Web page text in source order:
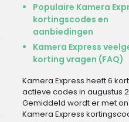
Populaire Kamera
kortingscodes en
aanbiedingen
Kamera Express
korting vragen (FAQ)
Kamera Express heeft 6
actieve codes in augustus
Gemiddeld wordt er met
Kamera Express